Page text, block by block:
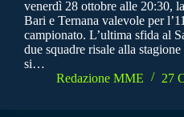
venerdì 28 ottobre alle 20:30,
Bari e Ternana valevole per
campionato. L’ultima sfida al
due squadre risale alla
si…
Redazione MME
27